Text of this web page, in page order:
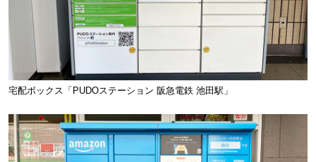
宅配ボックス「PUDOステーション 阪急電鉄 池田駅」